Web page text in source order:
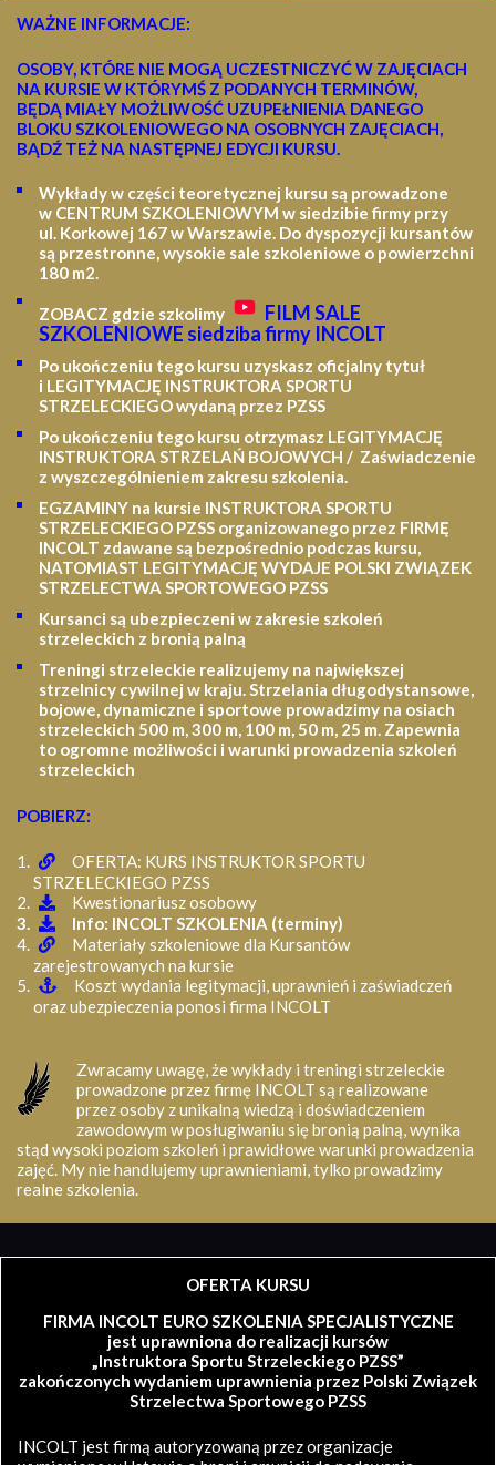
WAŻNE INFORMACJE:
OSOBY, KTÓRE NIE MOGĄ UCZESTNICZYĆ W ZAJĘCIACH
NA KURSIE W KTÓRYMŚ Z PODANYCH TERMINÓW,
BĘDĄ MIAŁY MOŻLIWOŚĆ UZUPEŁNIENIA DANEGO
BLOKU SZKOLENIOWEGO NA OSOBNYCH ZAJĘCIACH,
BĄDŹ TEŻ NA NASTĘPNEJ EDYCJI KURSU.
Wykłady w części teoretycznej kursu są prowadzone
w CENTRUM SZKOLENIOWYM w siedzibie firmy przy
ul. Korkowej 167 w Warszawie. Do dyspozycji kursantów
są przestronne, wysokie sale szkoleniowe o powierzchni
180 m2.
ZOBACZ gdzie szkolimy
FILM SALE
SZKOLENIOWE siedziba firmy INCOLT
Po ukończeniu tego kursu uzyskasz oficjalny tytuł
i LEGITYMACJĘ INSTRUKTORA SPORTU
STRZELECKIEGO wydaną przez PZSS
Po ukończeniu tego kursu otrzymasz LEGITYMACJĘ
INSTRUKTORA STRZELAŃ BOJOWYCH / Zaświadczenie
z wyszczególnieniem zakresu szkolenia.
EGZAMINY na kursie INSTRUKTORA SPORTU
STRZELECKIEGO PZSS organizowanego przez FIRMĘ
INCOLT zdawane są bezpośrednio podczas kursu,
NATOMIAST LEGITYMACJĘ WYDAJE POLSKI ZWIĄZEK
STRZELECTWA SPORTOWEGO PZSS
Kursanci są ubezpieczeni w zakresie szkoleń
strzeleckich z bronią palną
Treningi strzeleckie realizujemy na największej
strzelnicy cywilnej w kraju. Strzelania długodystansowe,
bojowe, dynamiczne i sportowe prowadzimy na osiach
strzeleckich 500 m, 300 m, 100 m, 50 m, 25 m. Zapewnia
to ogromne możliwości i warunki prowadzenia szkoleń
strzeleckich
POBIERZ:
OFERTA: KURS INSTRUKTOR SPORTU
STRZELECKIEGO PZSS
Kwestionariusz osobowy
Info: INCOLT SZKOLENIA (terminy)
Materiały szkoleniowe dla Kursantów
zarejestrowanych na kursie
Koszt wydania legitymacji, uprawnień i zaświadczeń
oraz ubezpieczenia ponosi firma INCOLT
Zwracamy uwagę, że wykłady i treningi strzeleckie
prowadzone przez firmę INCOLT są realizowane
przez osoby z unikalną wiedzą i doświadczeniem
zawodowym w posługiwaniu się bronią palną, wynika
stąd wysoki poziom szkoleń i prawidłowe warunki prowadzenia
zajęć. My nie handlujemy uprawnieniami, tylko prowadzimy
realne szkolenia.
OFERTA KURSU
FIRMA INCOLT EURO SZKOLENIA SPECJALISTYCZNE
jest uprawniona do realizacji kursów
„Instruktora Sportu Strzeleckiego PZSS”
zakończonych wydaniem uprawnienia przez Polski Związek
Strzelectwa Sportowego PZSS
INCOLT jest firmą autoryzowaną przez organizacje